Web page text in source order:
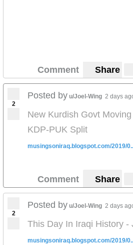
Comment Share
2
Posted by u/Joel-Wing 2 days
New Kurdish Govt
KDP-PUK Split
musingsoniraq.blogspot.com/2019/
Comment Share
2
Posted by u/Joel-Wing 2 days
This Day In Iraqi History -
musingsoniraq.blogspot.com/2019/